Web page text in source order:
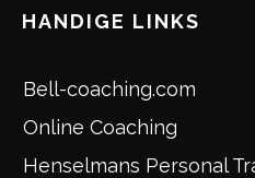
HANDIGE LINKS
Bell-coaching.com
Online Coaching
Henselmans Personal